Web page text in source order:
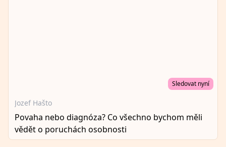
Sledovat nyní
Jozef Hašto
Povaha nebo diagnóza? Co všechno bychom měli
vědět o poruchách osobnosti